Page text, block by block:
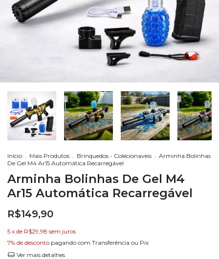
Início Mais Produtos Brinquedos - Colecionaveis
Arminha Bolinhas
De Gel M4 Ar15 Automática Recarregável
Arminha Bolinhas De Gel M4
Ar15 Automática Recarregável
R$149,90
5 x de R$29,98 sem juros
7% de desconto pagando com Transferência ou Pix
Ver mais detalhes